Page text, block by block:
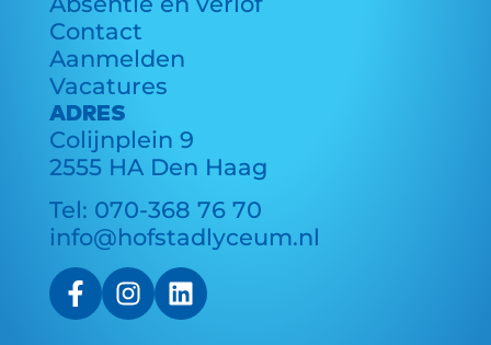
Contact
Aanmelden
Vacatures
ADRES
Colijnplein 9
2555 HA Den Haag
Tel: 070-368 76 70
info@hofstadlyceum.nl